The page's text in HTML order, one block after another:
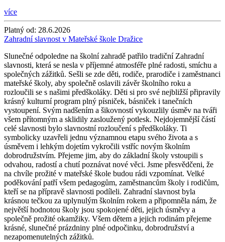
více
Platný od: 28.6.2026
Zahradní slavnost v Mateřské škole Dražice
Slunečné odpoledne na školní zahradě patřilo tradiční Zahradní
slavnosti, která se nesla v příjemné atmosféře plné radosti, smíchu a
společných zážitků. Sešli se zde děti, rodiče, prarodiče i zaměstnanci
mateřské školy, aby společně oslavili závěr školního roku a
rozloučili se s našimi předškoláky. Děti si pro své nejbližší připravily
krásný kulturní program plný písniček, básniček i tanečních
vystoupení. Svým nadšením a šikovností vykouzlily úsměv na tváři
všem přítomným a sklidily zasloužený potlesk. Nejdojemnější částí
celé slavnosti bylo slavnostní rozloučení s předškoláky. Ti
symbolicky uzavřeli jednu významnou etapu svého života a s
úsměvem i lehkým dojetím vykročili vstříc novým školním
dobrodružstvím. Přejeme jim, aby do základní školy vstoupili s
odvahou, radostí a chutí poznávat nové věci. Jsme přesvědčeni, že
na chvíle prožité v mateřské škole budou rádi vzpomínat. Velké
poděkování patří všem pedagogům, zaměstnancům školy i rodičům,
kteří se na přípravě slavnosti podíleli. Zahradní slavnost byla
krásnou tečkou za uplynulým školním rokem a připomněla nám, že
největší hodnotou školy jsou spokojené děti, jejich úsměvy a
společně prožité okamžiky. Všem dětem a jejich rodinám přejeme
krásné, slunečné prázdniny plné odpočinku, dobrodružství a
nezapomenutelných zážitků.